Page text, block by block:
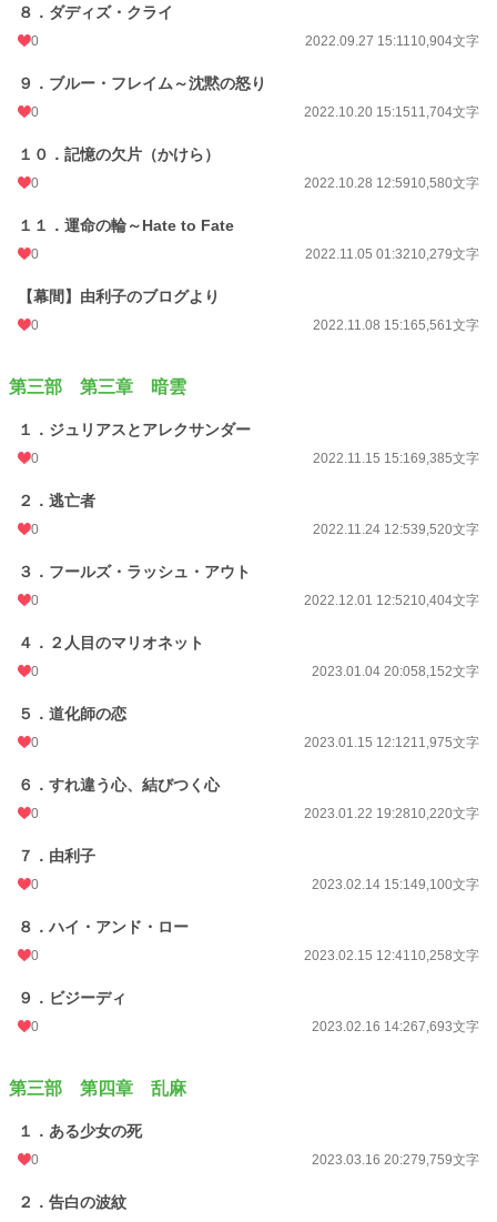
８．ダディズ・クライ
0 2022.09.27 15:1110,904文字
９．ブルー・フレイム～沈黙の怒り
0 2022.10.20 15:1511,704文字
１０．記憶の欠片（かけら）
0 2022.10.28 12:5910,580文字
１１．運命の輪～Hate to Fate
0 2022.11.05 01:3210,279文字
【幕間】由利子のブログより
0 2022.11.08 15:165,561文字
第三部 第三章 暗雲
１．ジュリアスとアレクサンダー
0 2022.11.15 15:169,385文字
２．逃亡者
0 2022.11.24 12:539,520文字
３．フールズ・ラッシュ・アウト
0 2022.12.01 12:5210,404文字
４．２人目のマリオネット
0 2023.01.04 20:058,152文字
５．道化師の恋
0 2023.01.15 12:1211,975文字
６．すれ違う心、結びつく心
0 2023.01.22 19:2810,220文字
７．由利子
0 2023.02.14 15:149,100文字
８．ハイ・アンド・ロー
0 2023.02.15 12:4110,258文字
９．ビジーディ
0 2023.02.16 14:267,693文字
第三部 第四章 乱麻
１．ある少女の死
0 2023.03.16 20:279,759文字
２．告白の波紋